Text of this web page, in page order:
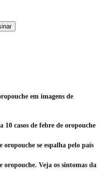
em imagens de
10 casos de febre de oropouche
se espalha pelo país
Veja os sintomas da